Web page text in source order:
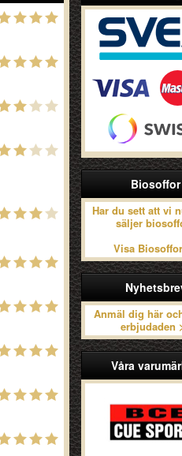
Biosoffor
Har du sett att vi
säljer
Visa
Anmäl dig här
erbjudaden
Våra